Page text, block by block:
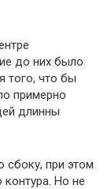
до них было
того, что бы
примерно
длинны
сбоку, при этом
Но не